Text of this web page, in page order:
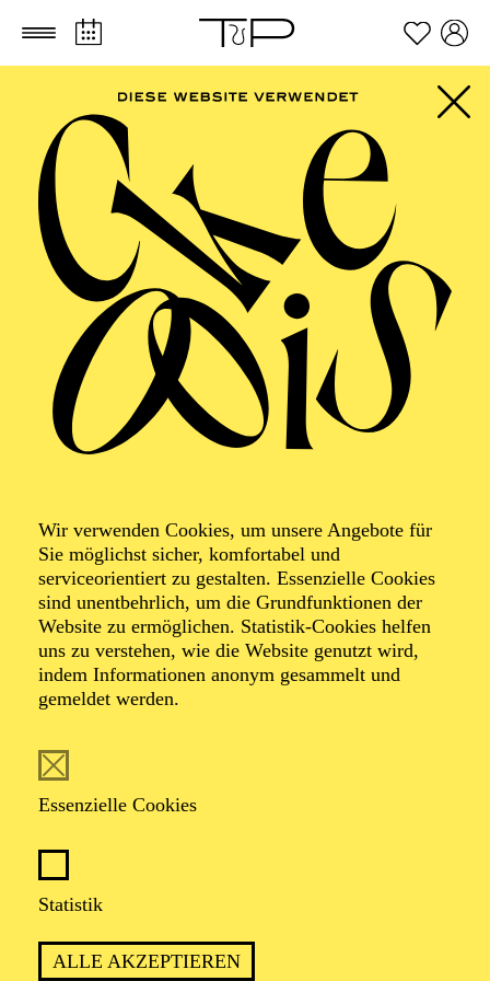
Zum Hauptinhalt springen Zum Footer springen
Wir verwenden Cookies, um unsere Angebote für
Sie möglichst sicher, komfortabel und
serviceorientiert zu gestalten. Essenzielle Cookies
sind unentbehrlich, um die Grundfunktionen der
Website zu ermöglichen. Statistik-Cookies helfen
uns zu verstehen, wie die Website genutzt wird,
indem Informationen anonym gesammelt und
gemeldet werden.
Essenzielle Cookies
Statistik
ALLE AKZEPTIEREN
AALTO MUSIKTHEATER
Lohengrin
Romantische Oper in drei Aufzügen von Richard
Wagner
Dichtung vom Komponisten